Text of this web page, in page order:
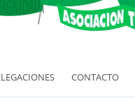
CONTACTO